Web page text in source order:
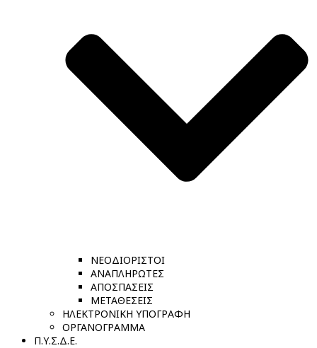
ΝΕΟΔΙΟΡΙΣΤΟΙ
ΑΝΑΠΛΗΡΩΤΕΣ
ΑΠΟΣΠΑΣΕΙΣ
ΜΕΤΑΘΕΣΕΙΣ
ΗΛΕΚΤΡΟΝΙΚΗ ΥΠΟΓΡΑΦΗ
ΟΡΓΑΝΟΓΡΑΜΜΑ
Π.Υ.Σ.Δ.Ε.